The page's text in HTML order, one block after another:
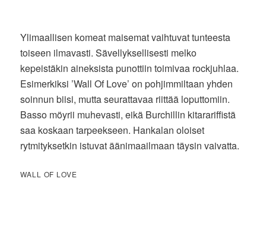
Ylimaallisen komeat maisemat vaihtuvat tunteesta
toiseen ilmavasti. Sävellyksellisesti melko
kepeistäkin aineksista punottiin toimivaa rockjuhlaa.
Esimerkiksi ’Wall Of Love’ on pohjimmiltaan yhden
soinnun biisi, mutta seurattavaa riittää loputtomiin.
Basso möyrii muhevasti, eikä Burchillin kitarariffistä
saa koskaan tarpeekseen. Hankalan oloiset
rytmityksetkin istuvat äänimaailmaan täysin vaivatta.
WALL OF LOVE